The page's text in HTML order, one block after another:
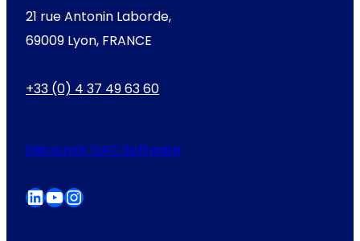
21 rue Antonin Laborde,
69009 Lyon, FRANCE
+33 (0) 4 37 49 63 60
Découvrir GAC Software
LinkedIn YouTube Instagram